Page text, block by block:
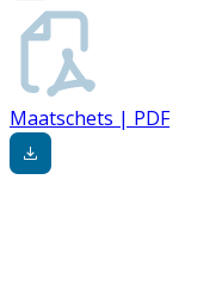
Maatschets | PDF